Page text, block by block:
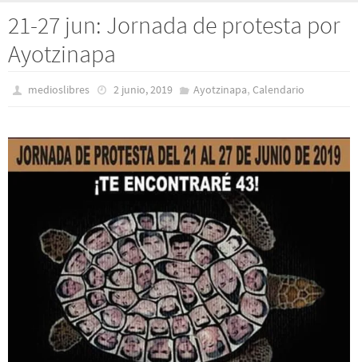
21-27 jun: Jornada de protesta por
Ayotzinapa
medioslibres 2 junio, 2019 Ayotzinapa, Calendario